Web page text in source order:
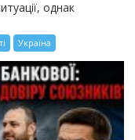
однак
Україна